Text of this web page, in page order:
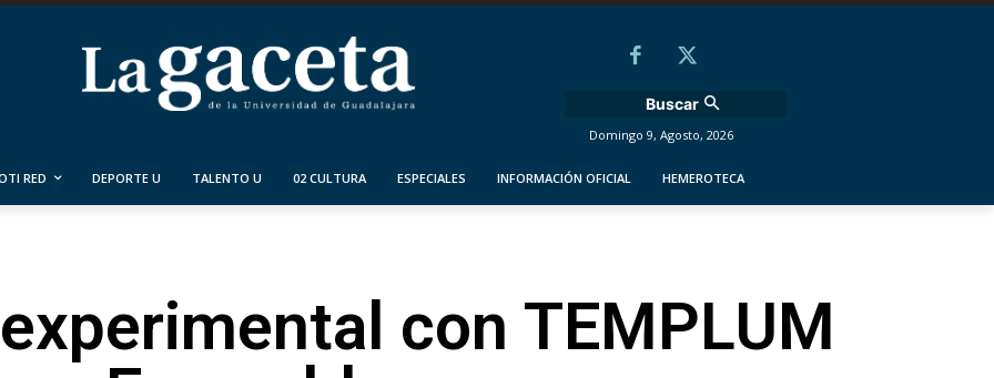
Buscar
Domingo 9, Agosto, 2026
RED DEPORTE U TALENTO U 02 CULTURA ESPECIALES INFORMACIÓN OFICIAL HEMEROTECA
con TEMPLUM